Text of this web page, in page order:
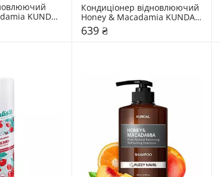
KUNDAL
Кондиціонер відновлюючий
Honey & Macadamia KUNDAL
"Fuzzy Navel"
639 ₴